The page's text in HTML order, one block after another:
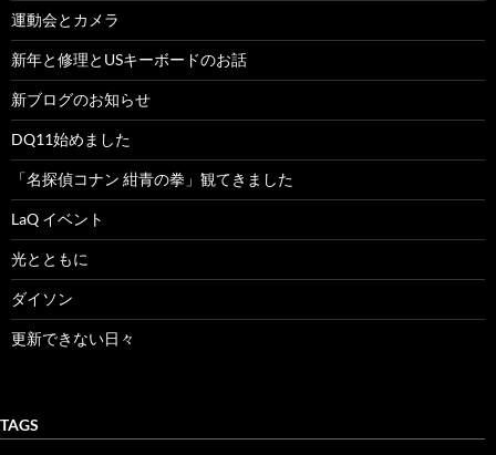
運動会とカメラ
新年と修理とUSキーボードのお話
新ブログのお知らせ
DQ11始めました
「名探偵コナン 紺青の拳」観てきました
LaQ イベント
光とともに
ダイソン
更新できない日々
TAGS